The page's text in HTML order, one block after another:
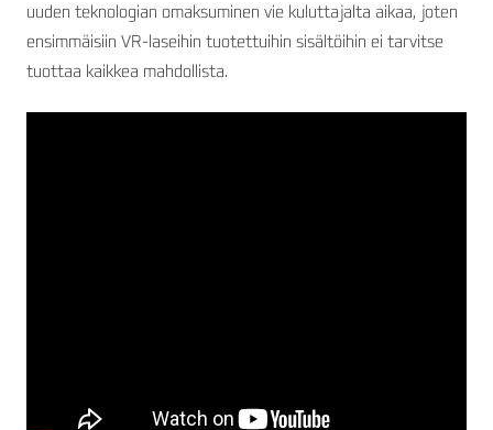
uuden teknologian omaksuminen vie kuluttajalta aikaa, joten
ensimmäisiin VR-laseihin tuotettuihin sisältöihin ei tarvitse
tuottaa kaikkea mahdollista.